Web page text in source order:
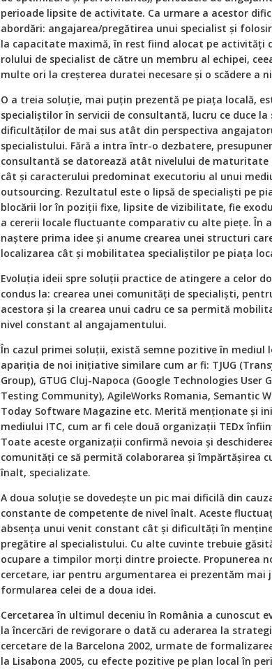
perioade lipsite de activitate. Ca urmare a acestor
abordări: angajarea/pregătirea unui specialist şi
la capacitate maximă, în rest fiind alocat pe activităţi
rolului de specialist de către un membru al echipei,
multe ori la creşterea duratei necesare şi o scădere a
O a treia soluţie, mai puţin prezentă pe piaţa locală,
specialiştilor în servicii de consultantă, lucru ce duce
dificultăţilor de mai sus atât din perspectiva
specialistului. Fără a intra într-o dezbatere,
consultantă se datorează atât nivelului de maturitate
cât şi caracterului predominat executoriu al unui
outsourcing. Rezultatul este o lipsă de specialişti pe
blocării lor în poziţii fixe, lipsite de vizibilitate, fie
a cererii locale fluctuante comparativ cu alte pieţe. În
naştere prima idee şi anume crearea unei structuri
localizarea cât şi mobilitatea specialiştilor pe piaţa
Evoluţia ideii spre soluţii practice de atingere a celor
condus la: crearea unei comunităţi de specialişti,
acestora şi la crearea unui cadru ce sa permită
nivel constant al angajamentului.
În cazul primei soluţii, există semne pozitive în mediul
apariţia de noi iniţiative similare cum ar fi: TJUG
Group), GTUG Cluj-Napoca (Google Technologies User
Testing Community), AgileWorks Romania, Semantic
Today Software Magazine etc. Merită menţionate şi
mediului ITC, cum ar fi cele două organizaţii TEDx
Toate aceste organizaţii confirmă nevoia şi
comunităţi ce să permită colaborarea şi împărtăşirea
înalt, specializate.
A doua soluţie se dovedeşte un pic mai dificilă din
constante de competente de nivel înalt. Aceste
absenţa unui venit constant cât şi dificultăţi în
pregătire al specialistului. Cu alte cuvinte trebuie
ocupare a timpilor morţi dintre proiecte. Propunerea
cercetare, iar pentru argumentarea ei prezentăm mai
formularea celei de a doua idei.
Cercetarea în ultimul deceniu în România a cunoscut
la încercări de revigorare o dată cu aderarea la
cercetare de la Barcelona 2002, urmate de
la Lisabona 2005, cu efecte pozitive pe plan local în